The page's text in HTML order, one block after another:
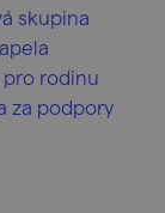
skupina
rodinu
za podpory